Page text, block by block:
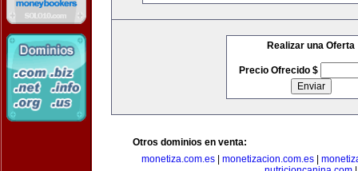
Realizar una Oferta
Precio Ofrecido $
Otros dominios en venta:
monetiza.com.es| monetizacion.com.es|